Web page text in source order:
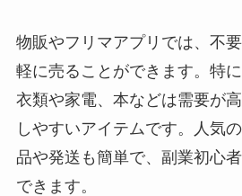
物販やフリマアプリでは、不
軽に売ることができます。特
衣類や家電、本などは需要が
しやすいアイテムです。人気
品や発送も簡単で、副業初心
できます。